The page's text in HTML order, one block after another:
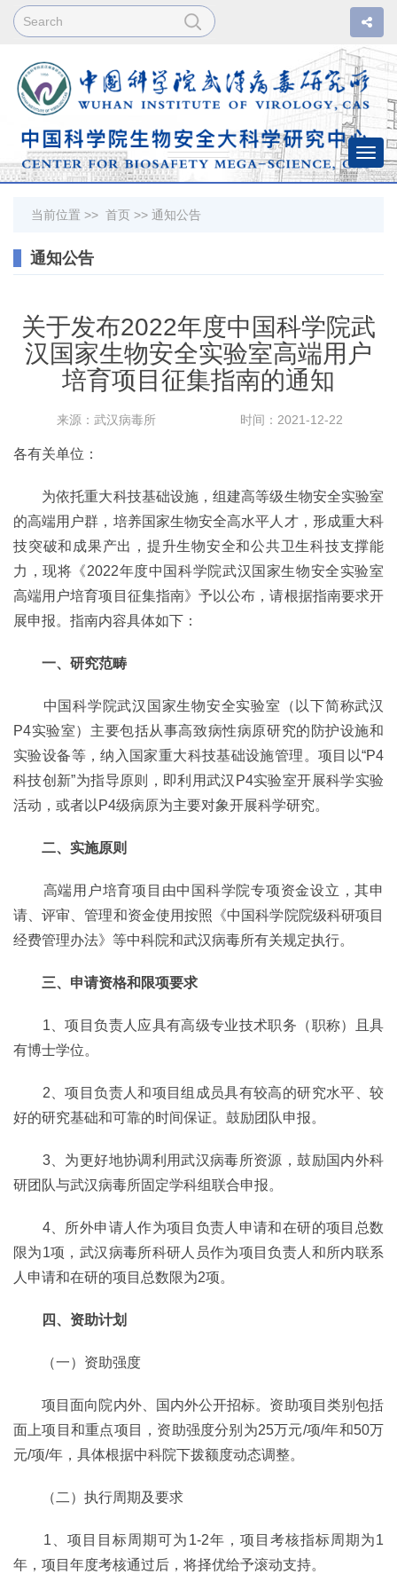
当前位置 >> 首页 >> 通知公告
通知公告
关于发布2022年度中国科学院武
汉国家生物安全实验室高端用户
培育项目征集指南的通知
来源：武汉病毒所 时间：2021-12-22
各有关单位：
为依托重大科技基础设施，组建高等级生物安全实验室
的高端用户群，培养国家生物安全高水平人才，形成重大科
技突破和成果产出，提升生物安全和公共卫生科技支撑能
力，现将《2022年度中国科学院武汉国家生物安全实验室
高端用户培育项目征集指南》予以公布，请根据指南要求开
展申报。指南内容具体如下：
一、研究范畴
中国科学院武汉国家生物安全实验室（以下简称武汉
P4实验室）主要包括从事高致病性病原研究的防护设施和
实验设备等，纳入国家重大科技基础设施管理。项目以“P4
科技创新”为指导原则，即利用武汉P4实验室开展科学实验
活动，或者以P4级病原为主要对象开展科学研究。
二、实施原则
高端用户培育项目由中国科学院专项资金设立，其申
请、评审、管理和资金使用按照《中国科学院院级科研项目
经费管理办法》等中科院和武汉病毒所有关规定执行。
三、申请资格和限项要求
1、项目负责人应具有高级专业技术职务（职称）且具
有博士学位。
2、项目负责人和项目组成员具有较高的研究水平、较
好的研究基础和可靠的时间保证。鼓励团队申报。
3、为更好地协调利用武汉病毒所资源，鼓励国内外科
研团队与武汉病毒所固定学科组联合申报。
4、所外申请人作为项目负责人申请和在研的项目总数
限为1项，武汉病毒所科研人员作为项目负责人和所内联系
人申请和在研的项目总数限为2项。
四、资助计划
（一）资助强度
项目面向院内外、国内外公开招标。资助项目类别包括
面上项目和重点项目，资助强度分别为25万元/项/年和50万
元/项/年，具体根据中科院下拨额度动态调整。
（二）执行周期及要求
1、项目目标周期可为1-2年，项目考核指标周期为1
年，项目年度考核通过后，将择优给予滚动支持。